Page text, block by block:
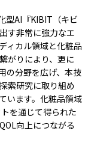
型AI『KIBIT（キビ
す非常に強力なエ
ィカル領域と化粧品
がりにより、更に
の分野を広げ、本技
索研究に取り組め
います。化粧品領域
を通じて得られた
向上につながる